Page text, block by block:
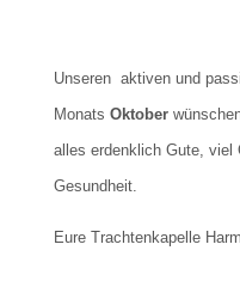
Unseren aktiven und
Monats Oktober
alles erdenklich Gute, viel
Gesundheit.
Eure Trachtenkapelle